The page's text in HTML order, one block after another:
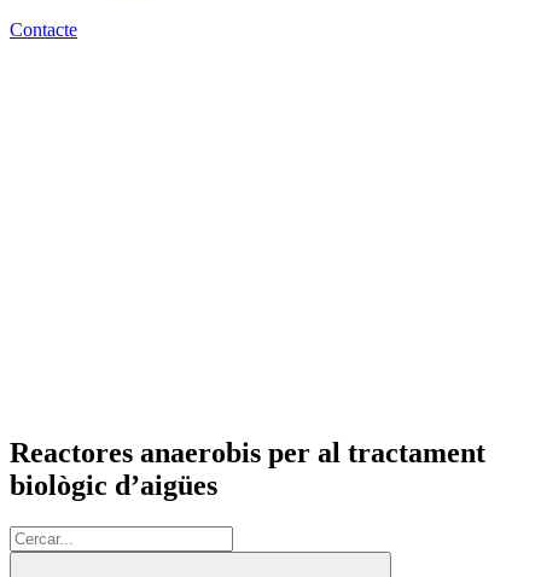
Contacte
Reactores anaerobis per al tractament
biològic d’aigües
Cerca: